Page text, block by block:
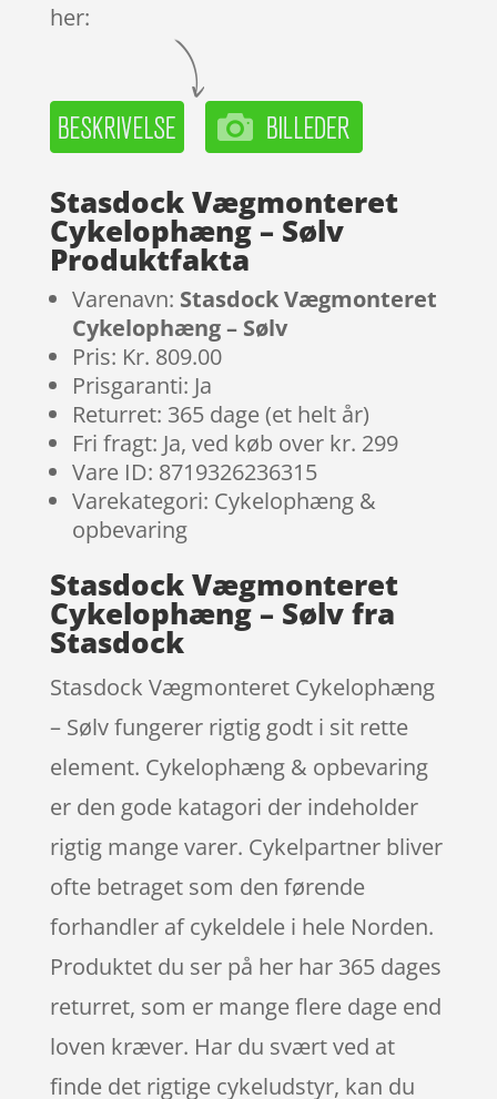
her:
Stasdock Vægmonteret
Cykelophæng – Sølv
Produktfakta
Varenavn: Stasdock Vægmonteret
Cykelophæng – Sølv
Pris: Kr. 809.00
Prisgaranti: Ja
Returret: 365 dage (et helt år)
Fri fragt: Ja, ved køb over kr. 299
Vare ID: 8719326236315
Varekategori: Cykelophæng &
opbevaring
Stasdock Vægmonteret
Cykelophæng – Sølv fra
Stasdock
Stasdock Vægmonteret Cykelophæng
– Sølv fungerer rigtig godt i sit rette
element. Cykelophæng & opbevaring
er den gode katagori der indeholder
rigtig mange varer. Cykelpartner bliver
ofte betraget som den førende
forhandler af cykeldele i hele Norden.
Produktet du ser på her har 365 dages
returret, som er mange flere dage end
loven kræver. Har du svært ved at
finde det rigtige cykeludstyr, kan du